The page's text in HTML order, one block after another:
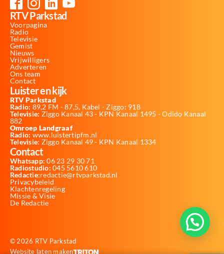
RTV Parkstad
Voorpagina
Radio
Televisie
Gemist
Nieuws
Vrijwilligers
Adverteren
Ons team
Contact
Luister en kijk
RTV Parkstad
Radio: 89,2 FM - 87,5, Kabel - Ziggo: 918
Televisie: Ziggo Kanaal 43 - KPN Kanaal 1495 - Odido Kanaal
882
Omroep Landgraaf
Radio: www.luistertipfm.nl
Televisie: Ziggo Kanaal 49 - KPN Kanaal 1334
Contact
Whatsapp: 06 23 29 30 71
Radiostudio: 045 5610 610
Redactie:redactie@rtvparkstad.nl
Privacybeleid
Klachtenregeling
Missie & Visie
De Redactie
© 2026 RTV Parkstad
Website laten maken